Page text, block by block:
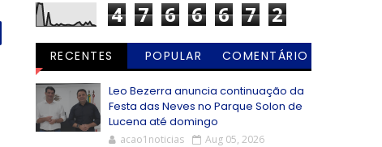
4 7 6 6 6 7 2
RECENTES POPULAR
COMENTÁRIO
Leo Bezerra anuncia continuação da
Festa das Neves no Parque Solon de
Lucena até domingo
acao1noticias Aug 05, 2026